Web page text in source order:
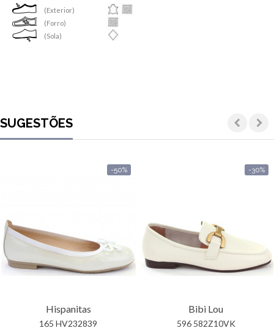
(Exterior)
(Forro)
(Sola)
SUGESTÕES
-50%
Hispanitas
165 HV232839
-30%
Bibi Lou
596 582Z10VK